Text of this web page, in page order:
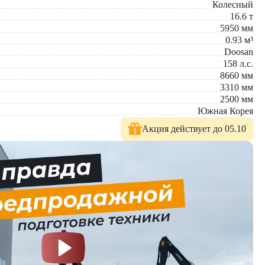
Модель демонстрирует превосходные
модели техники с полным сервисным сопровождением.
Колесный
16.6 т
5950 мм
0.93 м³
Doosan
158 л.с.
8660 мм
3310 мм
2500 мм
Южная Корея
Акция действует до 05.10